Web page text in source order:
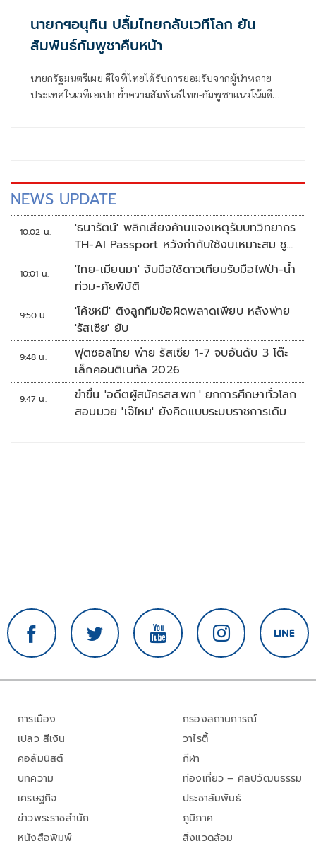
นายกฯอนุทิน ปลื้มไทยกลับเวทีโลก ยัน
สัมพันธ์กัมพูชาคืบหน้า
นายกรัฐมนตรีเผย ดีใจที่ไทยได้รับการยอมรับจากผู้นำหลาย
ประเทศในเวทีเอเปก ย้ำความสัมพันธ์ไทย-กัมพูชาแนวโน้มดี
NEWS UPDATE
10:02 น.
'ธนารัตน์' พลิกเสียงค้านแจงเหตุรับบทวิทยากร
TH-AI Passport หวังกำกับใช้งบเหมาะสม ชู
จุดเด่นคนไทยได้ใช้ AI ระดับโปร ลดเหลื่อมล้ำ
ทางเทคโนโลยี เซฟงบไปกว่า900ล้าน เชื่อหาก
ใช้เต็มที่เอกชนขาดทุนย่อยยับ
10:01 น.
'ไทย-เมียนมา' จับมือใช้ดาวเทียมรับมือไฟป่า-น้ำ
ท่วม-ภัยพิบัติ
9:50 น.
'โค้ชหมี' ติงลูกทีมข้อผิดพลาดเพียบ หลังพ่าย
'รัสเซีย' ยับ
9:48 น.
ฟุตซอลไทย พ่าย รัสเซีย 1-7 จบอันดับ 3 โต๊ะ
เล็กคอนติเนทัล 2026
9:47 น.
ขำขื่น 'อดีตผู้สมัครสส.พท.' ยกการศึกษาทั่วโลก
สอนมวย 'เจ๊ไหม' ยังคิดแบบระบบราชการเดิม
การเมือง
เปลว สีเงิน
คอลัมนิสต์
บทความ
เศรษฐกิจ
ข่าวพระราชสำนัก
หนังสือพิมพ์
กรองสถานการณ์
วาไรตี้
กีฬา
ท่องเที่ยว – ศิลปวัฒนธรรม
ประชาสัมพันธ์
ภูมิภาค
สิ่งแวดล้อม